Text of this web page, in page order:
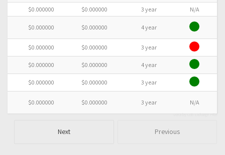
Previous
Next
$0.000000 $0.000000 3 year N/A
$0.000000 $0.000000 4 year
$0.000000 $0.000000 3 year
$0.000000 $0.000000 4 year
$0.000000 $0.000000 3 year
$0.000000 $0.000000 3 year N/A
Data by Coin Exchange Price